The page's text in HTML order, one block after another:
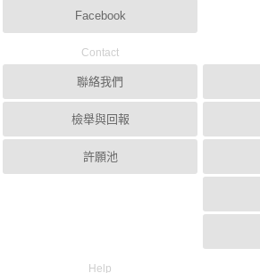
Facebook
Contact
聯絡我們
檢舉與回報
許願池
Help